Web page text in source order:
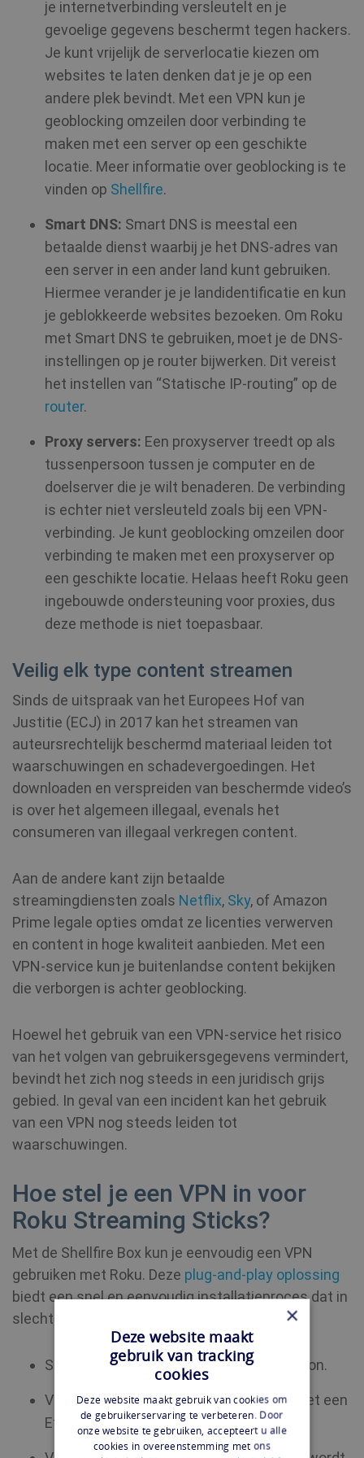
je internetverbinding versleutelt en je
gevoelige gegevens beschermt tegen hackers.
Je kunt vrijelijk de serverlocatie kiezen om
websites te laten denken dat je je op een
andere plek bevindt. Met een VPN kun je
geoblocking omzeilen door verbinding te
maken met een server op een geschikte
locatie. Meer informatie over geoblocking is te
vinden op Shellfire.
Smart DNS: Smart DNS is meestal een
betaalde dienst waarbij je het DNS-adres van
een server in een ander land kunt gebruiken.
Hiermee verander je je landidentificatie en kun
je geblokkeerde websites bezoeken. Om Roku
met Smart DNS te gebruiken, moet je de DNS-
instellingen op je router bijwerken. Dit vereist
het instellen van “Statische IP-routing” op de
router.
Proxy servers: Een proxyserver treedt op als
tussenpersoon tussen je computer en de
doelserver die je wilt benaderen. De verbinding
is echter niet versleuteld zoals bij een VPN-
verbinding. Je kunt geoblocking omzeilen door
verbinding te maken met een proxyserver op
een geschikte locatie. Helaas heeft Roku geen
ingebouwde ondersteuning voor proxies, dus
deze methode is niet toepasbaar.
Veilig elk type content streamen
Sinds de uitspraak van het Europees Hof van
Justitie (ECJ) in 2017 kan het streamen van
auteursrechtelijk beschermd materiaal leiden tot
waarschuwingen en schadevergoedingen. Het
downloaden en verspreiden van beschermde video’s
is over het algemeen illegaal, evenals het
consumeren van illegaal verkregen content.
Aan de andere kant zijn betaalde
streamingdiensten zoals Netflix, Sky, of Amazon
Prime legale opties omdat ze licenties verwerven
en content in hoge kwaliteit aanbieden. Met een
VPN-service kun je buitenlandse content bekijken
die verborgen is achter geoblocking.
Hoewel het gebruik van een VPN-service het risico
van het volgen van gebruikersgegevens vermindert,
bevindt het zich nog steeds in een juridisch grijs
gebied. In geval van een incident kan het gebruik
van een VPN nog steeds leiden tot
waarschuwingen.
Hoe stel je een VPN in voor
Roku Streaming Sticks?
Met de Shellfire Box kun je eenvoudig een VPN
gebruiken met Roku. Deze plug-and-play oplossing
biedt een snel en eenvoudig installatieproces dat in
slechts drie stappen kan worden voltooid:
Sluit de Shellfire Box aan op de stroombron.
Verbind de Shellfire Box met de router met een
Ethernetkabel.
×
Deze website maakt
gebruik van tracking
cookies
Deze website maakt gebruik van cookies om
de gebruikerservaring te verbeteren. Door
onze website te gebruiken, accepteert u alle
cookies in overeenstemming met ons